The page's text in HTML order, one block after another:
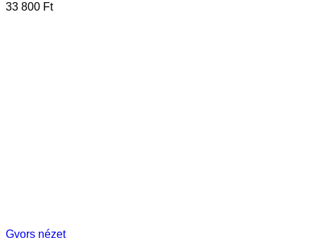
33 800 Ft
Gyors nézet